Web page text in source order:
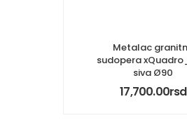
Metalac
sudopera
siva Ø90
17,700.00rsd